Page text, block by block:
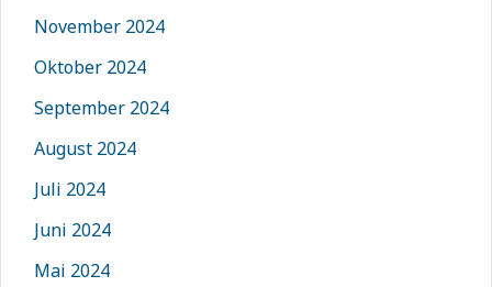
November 2024
Oktober 2024
September 2024
August 2024
Juli 2024
Juni 2024
Mai 2024